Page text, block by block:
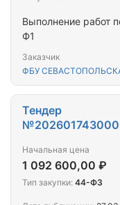
Выполнение работ по
Ф1
Заказчик
ФБУ
Тендер
Начальная цена
1 092 600,00 ₽
Тип закупки: 44-ФЗ